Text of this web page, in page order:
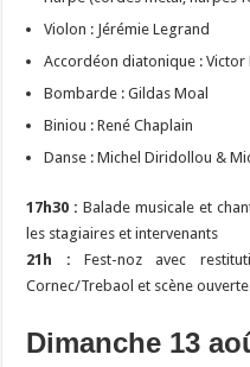
Violon : Jérémie Legrand
Accordéon diatonique :
Bombarde : Gildas Moal
Biniou : René Chaplain
Danse : Michel Diridollou &
17h30 : Balade musicale et
les stagiaires et intervenants
21h : Fest-noz avec
Cornec/Trebaol et scène ouverte
Dimanche 13